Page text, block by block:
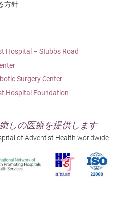
方針
Hospital – Stubbs Road
Surgery Center
Hospital Foundation
しの医療を提供します
of Adventist Health worldwide